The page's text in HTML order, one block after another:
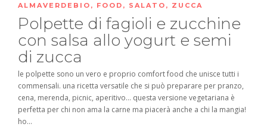
ALMAVERDEBIO , FOOD , SALATO , ZUCCA
Polpette di fagioli e zucchine
con salsa allo yogurt e semi
di zucca
le polpette sono un vero e proprio comfort food che unisce tutti i
commensali. una ricetta versatile che si può preparare per pranzo,
cena, merenda, picnic, aperitivo… questa versione vegetariana è
perfetta per chi non ama la carne ma piacerà anche a chi la mangia!
ho...